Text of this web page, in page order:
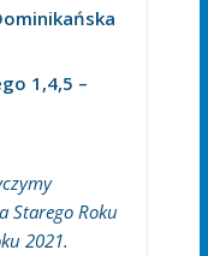
1,4,5 –
Starego Roku
2021.